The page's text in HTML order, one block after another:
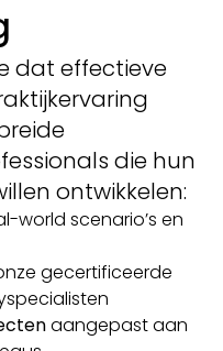
dat effectieve
die hun
ontwikkelen:
world scenario’s en
gecertificeerde
aangepast aan